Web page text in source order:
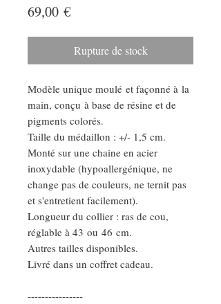
69,00 €Prix
Rupture de stock
Modèle unique moulé et façonné à la
main, conçu à base de résine et de
pigments colorés.
Taille du médaillon : +/- 1,5 cm.
Monté sur une chaine en acier
inoxydable (hypoallergénique, ne
change pas de couleurs, ne ternit pas
et s'entretient facilement).
Longueur du collier : ras de cou,
réglable à 43 ou 46 cm.
Autres tailles disponibles.
Livré dans un coffret cadeau.
----------------